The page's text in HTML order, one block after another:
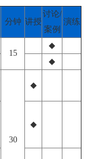
分钟 讲授
讨论/
案例
演练
15
◆
◆
30
◆
◆